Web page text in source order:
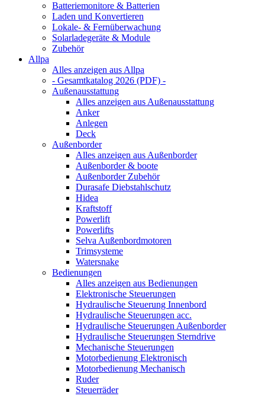
Batteriemonitore & Batterien
Laden und Konvertieren
Lokale- & Fernüberwachung
Solarladegeräte & Module
Zubehör
Allpa
Alles anzeigen aus Allpa
- Gesamtkatalog 2026 (PDF) -
Außenausstattung
Alles anzeigen aus Außenausstattung
Anker
Anlegen
Deck
Außenborder
Alles anzeigen aus Außenborder
Außenborder & boote
Außenborder Zubehör
Durasafe Diebstahlschutz
Hidea
Kraftstoff
Powerlift
Powerlifts
Selva Außenbordmotoren
Trimsysteme
Watersnake
Bedienungen
Alles anzeigen aus Bedienungen
Elektronische Steuerungen
Hydraulische Steuerung Innenbord
Hydraulische Steuerungen acc.
Hydraulische Steuerungen Außenborder
Hydraulische Steuerungen Sterndrive
Mechanische Steuerungen
Motorbedienung Elektronisch
Motorbedienung Mechanisch
Ruder
Steuerräder